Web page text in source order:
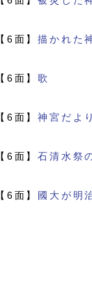
【6面】描かれた
【6面】歌
【6面】神宮だより
【6面】石清水祭
【6面】 國大が明